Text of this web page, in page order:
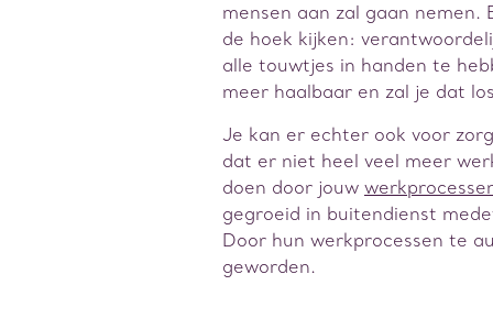
mensen aan zal gaan
de hoek kijken:
alle touwtjes in handen te
meer haalbaar en zal je dat
Je kan er echter ook voor
dat er niet heel veel meer
doen door jouw
gegroeid in buitendienst
Door hun werkprocessen te
geworden.